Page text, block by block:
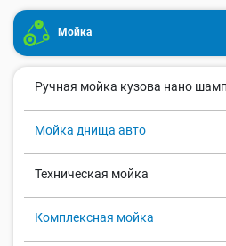
Мойка
Ручная мойка кузова нано
Мойка днища авто
Техническая мойка
Комплексная мойка